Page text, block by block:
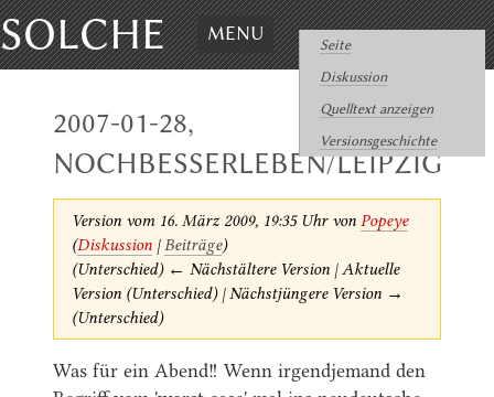
SOLCHE MENU
Seite
Diskussion
Quelltext anzeigen
Versionsgeschichte
2007-01-28,
NOCHBESSERLEBEN/LEIPZIG
Version vom 16. März 2009, 19:35 Uhr von Popeye
(Diskussion|Beiträge)
(Unterschied) ← Nächstältere Version | Aktuelle
Version (Unterschied) | Nächstjüngere Version →
(Unterschied)
Was für ein Abend!! Wenn irgendjemand den